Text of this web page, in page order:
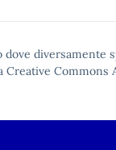
dove diversamente
Creative Commons